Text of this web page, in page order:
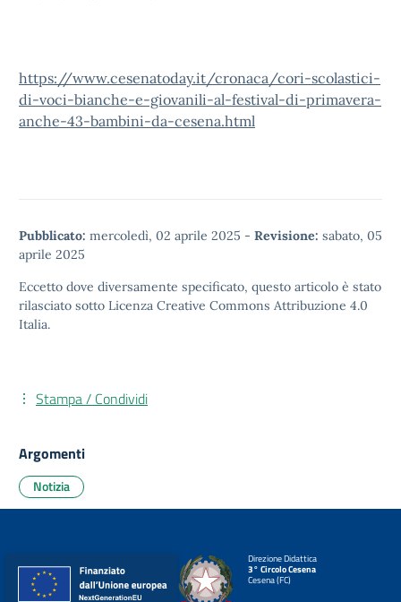
https://www.cesenatoday.it/cronaca/cori-scolastici-
di-voci-bianche-e-giovanili-al-festival-di-primavera-
anche-43-bambini-da-cesena.html
Pubblicato: mercoledì, 02 aprile 2025 - Revisione: sabato, 05
aprile 2025
Eccetto dove diversamente specificato, questo articolo è stato
rilasciato sotto Licenza Creative Commons Attribuzione 4.0
Italia.
Stampa / Condividi
Argomenti
Notizia
Direzione Didattica
3° Circolo Cesena
Cesena (FC)